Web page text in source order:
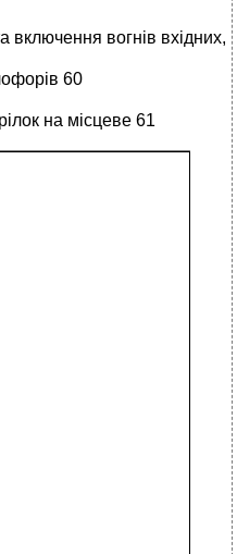
вогнів вхідних,
60
на місцеве 61